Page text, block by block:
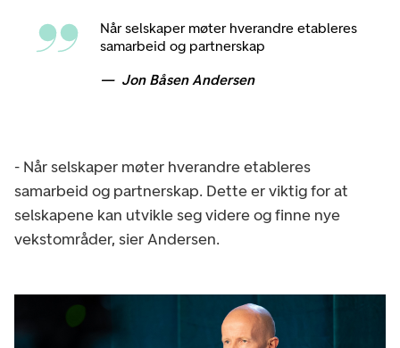
Når selskaper møter hverandre etableres
samarbeid og partnerskap
Jon Båsen Andersen
- Når selskaper møter hverandre etableres
samarbeid og partnerskap. Dette er viktig for at
selskapene kan utvikle seg videre og finne nye
vekstområder, sier Andersen.